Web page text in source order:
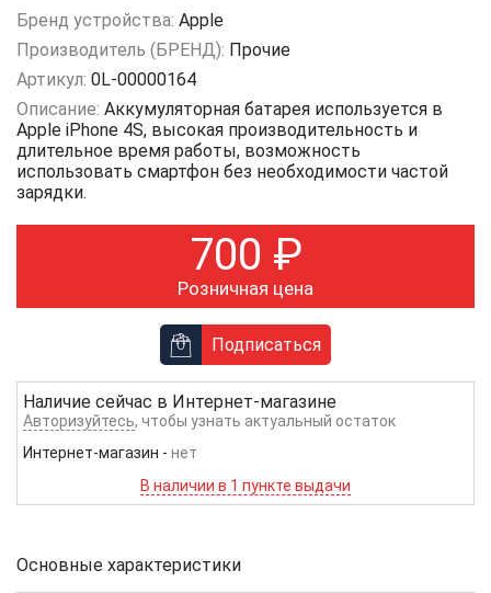
Бренд устройства: Apple
Производитель (БРЕНД): Прочие
Артикул: 0L-00000164
Описание: Аккумуляторная батарея используется в
Apple iPhone 4S, высокая производительность и
длительное время работы, возможность
использовать смартфон без необходимости частой
зарядки.
700 ₽
Розничная цена
Подписаться
Наличие сейчас в Интернет-магазине
Авторизуйтесь, чтобы узнать актуальный остаток
Интернет-магазин - нет
В наличии в 1 пункте выдачи
Основные характеристики